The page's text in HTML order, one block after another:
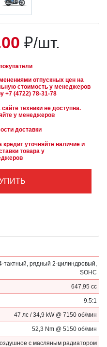
₽/шт.
стоимость у менеджеров
техники не доступна.
у менеджеров
доставки
уточняйте наличие и
товара у
менеджеров
тактный, рядный 2-цилиндровый,
SOHC
647,95 cc
9.5:1
47 лс / 34,9 kW @ 7150 об/мин
52,3 Nm @ 5150 об/мин
с масляным радиатором